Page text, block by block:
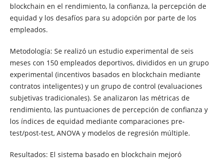
blockchain en el rendimiento, la confianza, la percepción de
equidad y los desafíos para su adopción por parte de los
empleados.
Metodología: Se realizó un estudio experimental de seis
meses con 150 empleados deportivos, divididos en un grupo
experimental (incentivos basados ​​en blockchain mediante
contratos inteligentes) y un grupo de control (evaluaciones
subjetivas tradicionales). Se analizaron las métricas de
rendimiento, las puntuaciones de percepción de confianza y
los índices de equidad mediante comparaciones pre-
test/post-test, ANOVA y modelos de regresión múltiple.
Resultados: El sistema basado en blockchain mejoró